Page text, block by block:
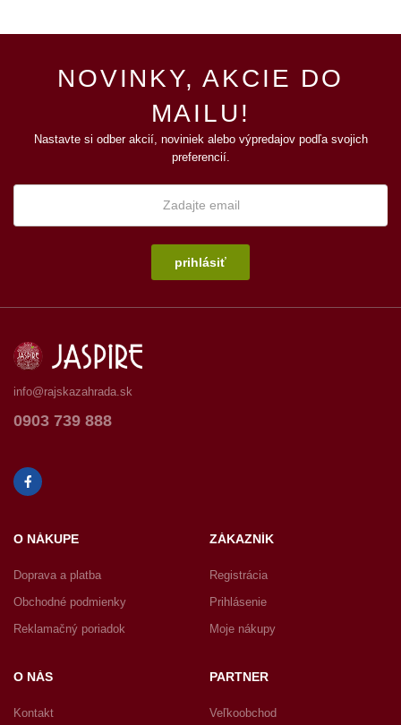
NOVINKY, AKCIE DO
MAILU!
Nastavte si odber akcií, noviniek alebo výpredajov podľa svojich
preferencií.
prihlásiť
info@rajskazahrada.sk
0903 739 888
O NÁKUPE
Doprava a platba
Obchodné podmienky
Reklamačný poriadok
ZÁKAZNÍK
Registrácia
Prihlásenie
Moje nákupy
O NÁS
Kontakt
PARTNER
Veľkoobchod